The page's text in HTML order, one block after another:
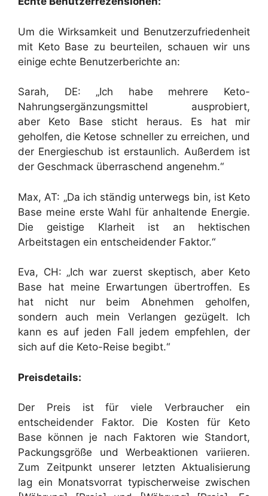
Um die Wirksamkeit und Benutzerzufriedenheit
mit Keto Base zu beurteilen, schauen wir uns
einige echte Benutzerberichte an:
Sarah, DE: „Ich habe mehrere Keto-
Nahrungsergänzungsmittel ausprobiert,
aber Keto Base sticht heraus. Es hat mir
geholfen, die Ketose schneller zu erreichen, und
der Energieschub ist erstaunlich. Außerdem ist
der Geschmack überraschend angenehm.“
Max, AT: „Da ich ständig unterwegs bin, ist Keto
Base meine erste Wahl für anhaltende Energie.
Die geistige Klarheit ist an hektischen
Arbeitstagen ein entscheidender Faktor.“
Eva, CH: „Ich war zuerst skeptisch, aber Keto
Base hat meine Erwartungen übertroffen. Es
hat nicht nur beim Abnehmen geholfen,
sondern auch mein Verlangen gezügelt. Ich
kann es auf jeden Fall jedem empfehlen, der
sich auf die Keto-Reise begibt.“
Preisdetails:
Der Preis ist für viele Verbraucher ein
entscheidender Faktor. Die Kosten für Keto
Base können je nach Faktoren wie Standort,
Packungsgröße und Werbeaktionen variieren.
Zum Zeitpunkt unserer letzten Aktualisierung
lag ein Monatsvorrat typischerweise zwischen